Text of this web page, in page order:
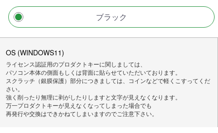
ブラック
OS (WINDOWS11)
ライセンス認証用のプロダクトキーに関しましては、
パソコン本体の側面もしくは背面に貼らせていただいております。
スクラッチ（銀膜保護）部分につきましては、コインなどで軽くこすってくだ
さい。
強く削ったり無理に剥がしたりしますと文字が見えなくなります。
万一プロダクトキーが見えなくなってしまった場合でも
再発行や交換はできかねてしまいますのでご注意下さい。